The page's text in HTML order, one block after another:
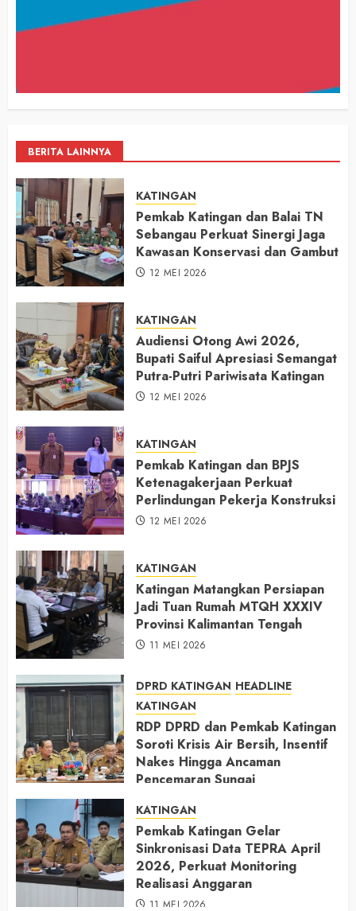
BERITA LAINNYA
KATINGAN
Pemkab Katingan dan Balai TN
Sebangau Perkuat Sinergi Jaga
Kawasan Konservasi dan Gambut
12 MEI 2026
KATINGAN
Audiensi Otong Awi 2026,
Bupati Saiful Apresiasi Semangat
Putra-Putri Pariwisata Katingan
12 MEI 2026
KATINGAN
Pemkab Katingan dan BPJS
Ketenagakerjaan Perkuat
Perlindungan Pekerja Konstruksi
12 MEI 2026
KATINGAN
Katingan Matangkan Persiapan
Jadi Tuan Rumah MTQH XXXIV
Provinsi Kalimantan Tengah
11 MEI 2026
DPRD KATINGAN HEADLINE
KATINGAN
RDP DPRD dan Pemkab Katingan
Soroti Krisis Air Bersih, Insentif
Nakes Hingga Ancaman
Pencemaran Sungai
KATINGAN
Pemkab Katingan Gelar
Sinkronisasi Data TEPRA April
2026, Perkuat Monitoring
Realisasi Anggaran
11 MEI 2026